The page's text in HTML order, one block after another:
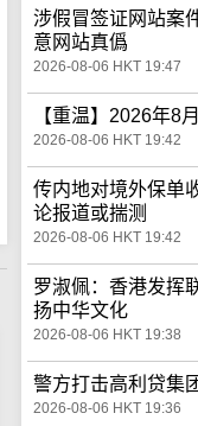
涉假冒签证网站案
意网站真僞
2026-08-06 HKT 19:47
【重温】2026年8
2026-08-06 HKT 19:42
传内地对境外保
论报道或揣测
2026-08-06 HKT 19:42
罗淑佩：香港发
扬中华文化
2026-08-06 HKT 19:38
警方打击高利贷集
2026-08-06 HKT 19:36